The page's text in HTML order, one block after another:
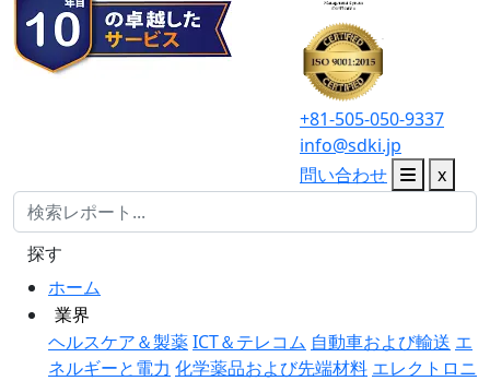
+81-505-050-9337
info@sdki.jp
問い合わせ
x
ホーム
業界
ヘルスケア＆製薬ICT＆テレコム 自動車および輸送 エ
ネルギーと電力 化学薬品および先端材料 エレクトロニ
探す